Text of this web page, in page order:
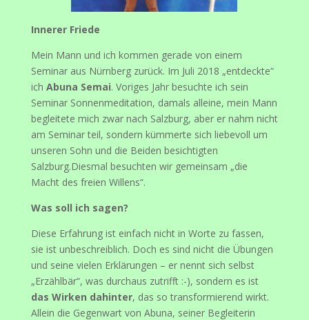
Innerer Friede
Mein Mann und ich kommen gerade von einem
Seminar aus Nürnberg zurück. Im Juli 2018 „entdeckte“
ich Abuna Semai. Voriges Jahr besuchte ich sein
Seminar Sonnenmeditation, damals alleine, mein Mann
begleitete mich zwar nach Salzburg, aber er nahm nicht
am Seminar teil, sondern kümmerte sich liebevoll um
unseren Sohn und die Beiden besichtigten
Salzburg.Diesmal besuchten wir gemeinsam „die
Macht des freien Willens“.
Was soll ich sagen?
Diese Erfahrung ist einfach nicht in Worte zu fassen,
sie ist unbeschreiblich. Doch es sind nicht die Übungen
und seine vielen Erklärungen – er nennt sich selbst
„Erzählbär“, was durchaus zutrifft :-), sondern es ist
das Wirken dahinter, das so transformierend wirkt.
Allein die Gegenwart von Abuna, seiner Begleiterin